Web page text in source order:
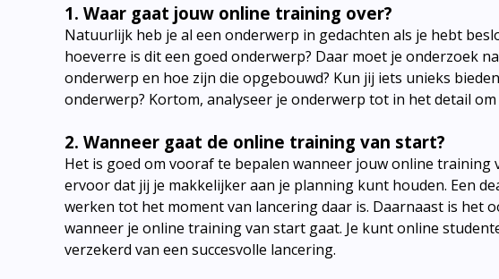
1. Waar gaat jouw online training over?
Natuurlijk heb je al een onderwerp in gedachten als je hebt
hoeverre is dit een goed onderwerp? Daar moet je onderzoek
onderwerp en hoe zijn die opgebouwd? Kun jij iets unieks
onderwerp? Kortom, analyseer je onderwerp tot in het detail
2. Wanneer gaat de online training van start?
Het is goed om vooraf te bepalen wanneer jouw online
ervoor dat jij je makkelijker aan je planning kunt houden. Een
werken tot het moment van lancering daar is. Daarnaast is het
wanneer je online training van start gaat. Je kunt online
verzekerd van een succesvolle lancering.